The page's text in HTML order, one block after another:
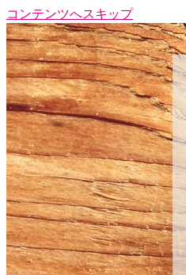
コンテンツへスキップ